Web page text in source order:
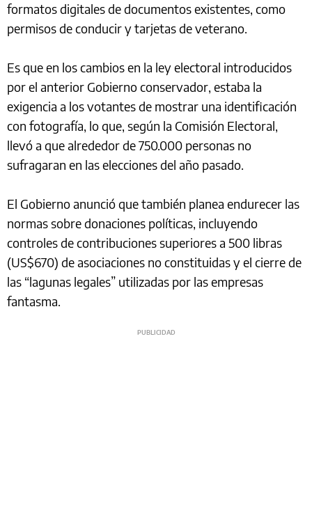
formatos digitales de documentos existentes, como
permisos de conducir y tarjetas de veterano.
Es que en los cambios en la ley electoral introducidos
por el anterior Gobierno conservador, estaba la
exigencia a los votantes de mostrar una identificación
con fotografía, lo que, según la Comisión Electoral,
llevó a que alrededor de 750.000 personas no
sufragaran en las elecciones del año pasado.
El Gobierno anunció que también planea endurecer las
normas sobre donaciones políticas, incluyendo
controles de contribuciones superiores a 500 libras
(US$670) de asociaciones no constituidas y el cierre de
las “lagunas legales” utilizadas por las empresas
fantasma.